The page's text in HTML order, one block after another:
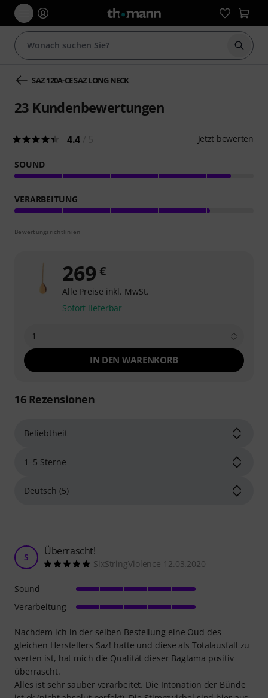
Suche
SAZ 120A-CE SAZ LONG NECK
23 Kundenbewertungen
4.4 Jetzt bewerten
SOUND
VERARBEITUNG
Bewertungsrichtlinien
269 €
Alle Preise inkl. MwSt.
Sofort lieferbar
1
IN DEN WARENKORB
16Rezensionen
S Überrascht!
SixStringViolence 12.03.2020
Nachdem ich in der selben Bestellung eine Oud des
gleichen Herstellers Saz! hatte und diese als Totalausfall zu
werten ist, hat mich die Qualität dieser Baglama positiv
überrascht.
Alles ist sehr sauber verarbeitet. Die Intonation der Bünde
Sound
Verarbeitung